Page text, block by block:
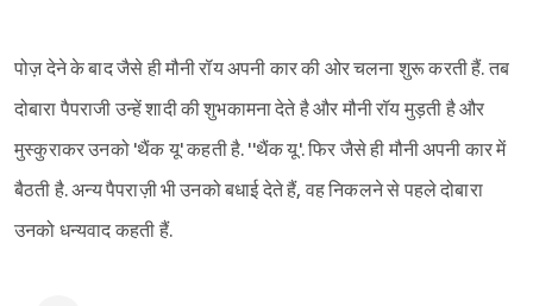
पोज़ देने के बाद जैसे ही मौनी रॉय अपनी कार की ओर चलना शुरू करती हैं. तब
दोबारा पैपराजी उन्हें शादी की शुभकामना देते है और मौनी रॉय मुड़ती है और
मुस्कुराकर उनको 'थैंक यू' कहती है. ''थैंक यू'. फिर जैसे ही मौनी अपनी कार में
बैठती है. अन्य पैपराज़ी भी उनको बधाई देते हैं, वह निकलने से पहले दोबारा
उनको धन्यवाद कहती हैं.